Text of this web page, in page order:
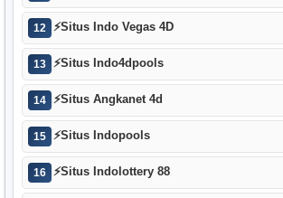
12 ⚡Situs Indo Vegas 4D
13 ⚡Situs Indo4dpools
14 ⚡Situs Angkanet 4d
15 ⚡Situs Indopools
16 ⚡Situs Indolottery 88